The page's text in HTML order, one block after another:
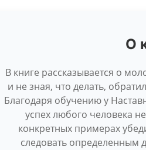
О
В книге рассказывается о
и не зная, что делать,
Благодаря обучению у
успех любого человека
конкретных примерах
следовать определенным